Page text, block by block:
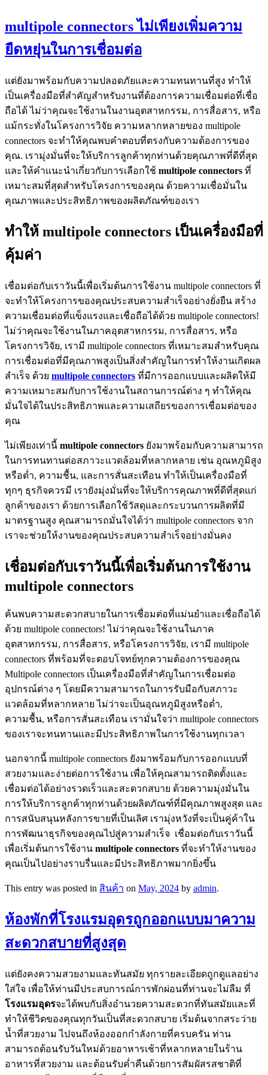
multipole connectors ไม่เพียงเพิ่มความ
ยืดหยุ่นในการเชื่อมต่อ
แต่ยังมาพร้อมกับความปลอดภัยและความทนทานที่สูง ทำให้
เป็นเครื่องมือที่สำคัญสำหรับงานที่ต้องการความเชื่อมต่อที่เชื่อ
ถือได้ ไม่ว่าคุณจะใช้งานในงานอุตสาหกรรม, การสื่อสาร, หรือ
แม้กระทั่งในโครงการวิจัย ความหลากหลายของ multipole
connectors จะทำให้คุณพบคำตอบที่ตรงกับความต้องการของ
คุณ. เรามุ่งมั่นที่จะให้บริการลูกค้าทุกท่านด้วยคุณภาพที่ดีที่สุด
และให้คำแนะนำเกี่ยวกับการเลือกใช้ multipole connectors ที่
เหมาะสมที่สุดสำหรับโครงการของคุณ ด้วยความเชื่อมั่นใน
คุณภาพและประสิทธิภาพของผลิตภัณฑ์ของเรา
ทำให้ multipole connectors เป็นเครื่องมือที่
คุ้มค่า
เชื่อมต่อกับเราวันนี้เพื่อเริ่มต้นการใช้งาน multipole connectors ที่
จะทำให้โครงการของคุณประสบความสำเร็จอย่างยั่งยืน สร้าง
ความเชื่อมต่อที่แข็งแรงและเชื่อถือได้ด้วย multipole connectors!
ไม่ว่าคุณจะใช้งานในภาคอุตสาหกรรม, การสื่อสาร, หรือ
โครงการวิจัย, เรามี multipole connectors ที่เหมาะสมสำหรับคุณ
การเชื่อมต่อที่มีคุณภาพสูงเป็นสิ่งสำคัญในการทำให้งานเกิดผล
สำเร็จ ด้วย multipole connectors ที่มีการออกแบบและผลิตให้มี
ความเหมาะสมกับการใช้งานในสถานการณ์ต่าง ๆ ทำให้คุณ
มั่นใจได้ในประสิทธิภาพและความเสถียรของการเชื่อมต่อของ
คุณ
ไม่เพียงเท่านี้ multipole connectors ยังมาพร้อมกับความสามารถ
ในการทนทานต่อสภาวะแวดล้อมที่หลากหลาย เช่น อุณหภูมิสูง
หรือต่ำ, ความชื้น, และการสั่นสะเทือน ทำให้เป็นเครื่องมือที่
ทุกๆ ธุรกิจควรมี เรายังมุ่งมั่นที่จะให้บริการคุณภาพที่ดีที่สุดแก่
ลูกค้าของเรา ด้วยการเลือกใช้วัสดุและกระบวนการผลิตที่มี
มาตรฐานสูง คุณสามารถมั่นใจได้ว่า multipole connectors จาก
เราจะช่วยให้งานของคุณประสบความสำเร็จอย่างมั่นคง
เชื่อมต่อกับเราวันนี้เพื่อเริ่มต้นการใช้งาน
multipole connectors
ค้นพบความสะดวกสบายในการเชื่อมต่อที่แม่นยำและเชื่อถือได้
ด้วย multipole connectors! ไม่ว่าคุณจะใช้งานในภาค
อุตสาหกรรม, การสื่อสาร, หรือโครงการวิจัย, เรามี multipole
connectors ที่พร้อมที่จะตอบโจทย์ทุกความต้องการของคุณ
Multipole connectors เป็นเครื่องมือที่สำคัญในการเชื่อมต่อ
อุปกรณ์ต่าง ๆ โดยมีความสามารถในการรับมือกับสภาวะ
แวดล้อมที่หลากหลาย ไม่ว่าจะเป็นอุณหภูมิสูงหรือต่ำ,
ความชื้น, หรือการสั่นสะเทือน เรามั่นใจว่า multipole connectors
ของเราจะทนทานและมีประสิทธิภาพในการใช้งานทุกเวลา
นอกจากนี้ multipole connectors ยังมาพร้อมกับการออกแบบที่
สวยงามและง่ายต่อการใช้งาน เพื่อให้คุณสามารถติดตั้งและ
เชื่อมต่อได้อย่างรวดเร็วและสะดวกสบาย ด้วยความมุ่งมั่นใน
การให้บริการลูกค้าทุกท่านด้วยผลิตภัณฑ์ที่มีคุณภาพสูงสุด และ
การสนับสนุนหลังการขายที่เป็นเลิศ เรามุ่งหวังที่จะเป็นคู่ค้าใน
การพัฒนาธุรกิจของคุณไปสู่ความสำเร็จ เชื่อมต่อกับเราวันนี้
เพื่อเริ่มต้นการใช้งาน multipole connectors ที่จะทำให้งานของ
คุณเป็นไปอย่างราบรื่นและมีประสิทธิภาพมากยิ่งขึ้น
This entry was posted in สินค้า on May, 2024 by admin.
ห้องพักที่โรงแรมอุดรถูกออกแบบมาความ
สะดวกสบายที่สูงสุด
แต่ยังคงความสวยงามและทันสมัย ทุกรายละเอียดถูกดูแลอย่าง
ใส่ใจ เพื่อให้ท่านมีประสบการณ์การพักผ่อนที่ท่านจะไม่ลืม ที่
โรงแรมอุดรจะได้พบกับสิ่งอำนวยความสะดวกที่ทันสมัยและที่
ทำให้ชีวิตของคุณทุกวันเป็นที่สะดวกสบาย เริ่มต้นจากสระว่าย
น้ำที่สวยงาม ไปจนถึงห้องออกกำลังกายที่ครบครัน ท่าน
สามารถต้อนรับวันใหม่ด้วยอาหารเช้าที่หลากหลายในร้าน
อาหารที่สวยงาม และต้อนรับค่ำคืนด้วยการสัมผัสรสชาติที่